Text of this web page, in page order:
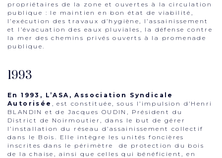
propriétaires de la zone et ouvertes à la circulation
publique : le maintien en bon état de viabilité,
l’exécution des travaux d’hygiène, l’assainissement
et l’évacuation des eaux pluviales, la défense contre
la mer des chemins privés ouverts à la promenade
publique.
1993
En 1993, L’ASA, Association Syndicale
Autorisée , est constituée, sous l’impulsion d’Henri
BLANDIN et de Jacques OUDIN, Président du
District de Noirmoutier, dans le but de gérer
l’installation du réseau d’assainissement collectif
dans le Bois. Elle intègre les unités foncières
inscrites dans le périmètre de protection du bois
de la chaise, ainsi que celles qui bénéficient, en